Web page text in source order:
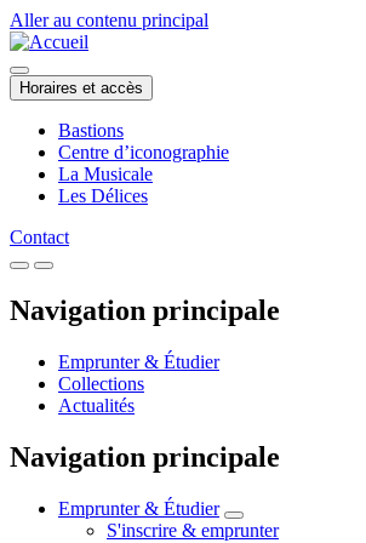
Aller au contenu principal
Horaires et accès
Bastions
Centre d’iconographie
La Musicale
Les Délices
Contact
Navigation principale
Emprunter & Étudier
Collections
Actualités
Navigation principale
Emprunter & Étudier
S'inscrire & emprunter